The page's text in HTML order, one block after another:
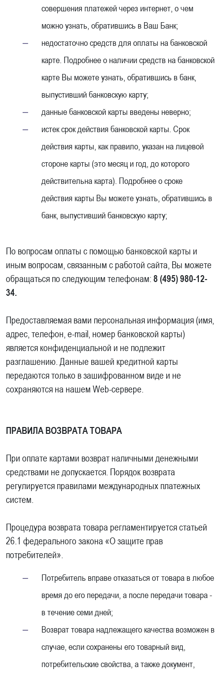
совершения платежей через интернет, о чем
можно узнать, обратившись в Ваш Банк;
недостаточно средств для оплаты на банковской
карте. Подробнее о наличии средств на банковской
карте Вы можете узнать, обратившись в банк,
выпустивший банковскую карту;
данные банковской карты введены неверно;
истек срок действия банковской карты. Срок
действия карты, как правило, указан на лицевой
стороне карты (это месяц и год, до которого
действительна карта). Подробнее о сроке
действия карты Вы можете узнать, обратившись в
банк, выпустивший банковскую карту;
По вопросам оплаты с помощью банковской карты и
иным вопросам, связанным с работой сайта, Вы можете
обращаться по следующим телефонам: 8 (495) 980-12-
34.
Предоставляемая вами персональная информация (имя,
адрес, телефон, e-mail, номер банковской карты)
является конфиденциальной и не подлежит
разглашению. Данные вашей кредитной карты
передаются только в зашифрованном виде и не
сохраняются на нашем Web-сервере.
ПРАВИЛА ВОЗВРАТА ТОВАРА
При оплате картами возврат наличными денежными
средствами не допускается. Порядок возврата
регулируется правилами международных платежных
систем.
Процедура возврата товара регламентируется статьей
26.1 федерального закона «О защите прав
потребителей».
Потребитель вправе отказаться от товара в любое
время до его передачи, а после передачи товара -
в течение семи дней;
Возврат товара надлежащего качества возможен в
случае, если сохранены его товарный вид,
потребительские свойства, а также документ,